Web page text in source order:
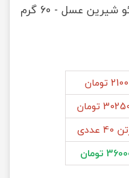
عسل - 60 گرم
تومان
تومان
عددی
تومان